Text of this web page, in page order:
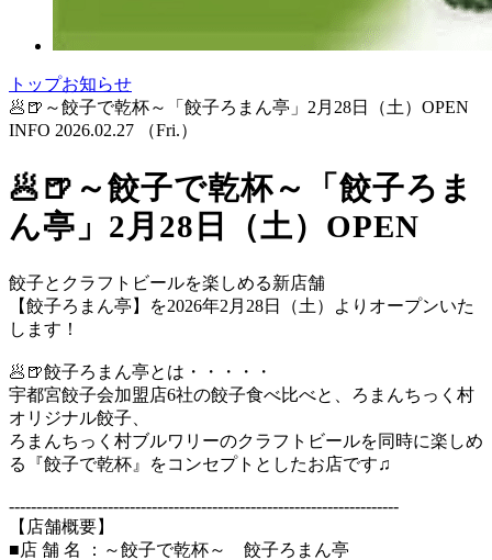
トップお知らせ
🥟🍺～餃子で乾杯～「餃子ろまん亭」2月28日（土）OPEN
INFO 2026.02.27 （Fri.）
🥟🍺～餃子で乾杯～「餃子ろま
ん亭」2月28日（土）OPEN
餃子とクラフトビールを楽しめる新店舗
【餃子ろまん亭】を2026年2月28日（土）よりオープンいた
します！
🥟🍺餃子ろまん亭とは・・・・・
宇都宮餃子会加盟店6社の餃子食べ比べと、ろまんちっく村
オリジナル餃子、
ろまんちっく村ブルワリーのクラフトビールを同時に楽しめ
る『餃子で乾杯』をコンセプトとしたお店です♫
-----------------------------------------------------------------------
【店舗概要】
■店 舗 名 ：～餃子で乾杯～ 餃子ろまん亭